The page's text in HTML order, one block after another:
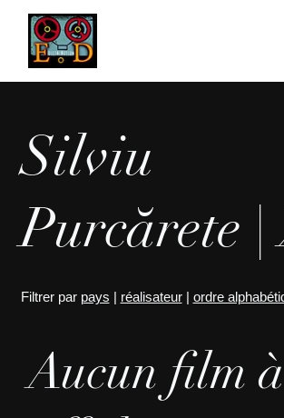
Silviu
Purcărete |
Filtrer par pays | réalisateur| ordre
Aucun film à